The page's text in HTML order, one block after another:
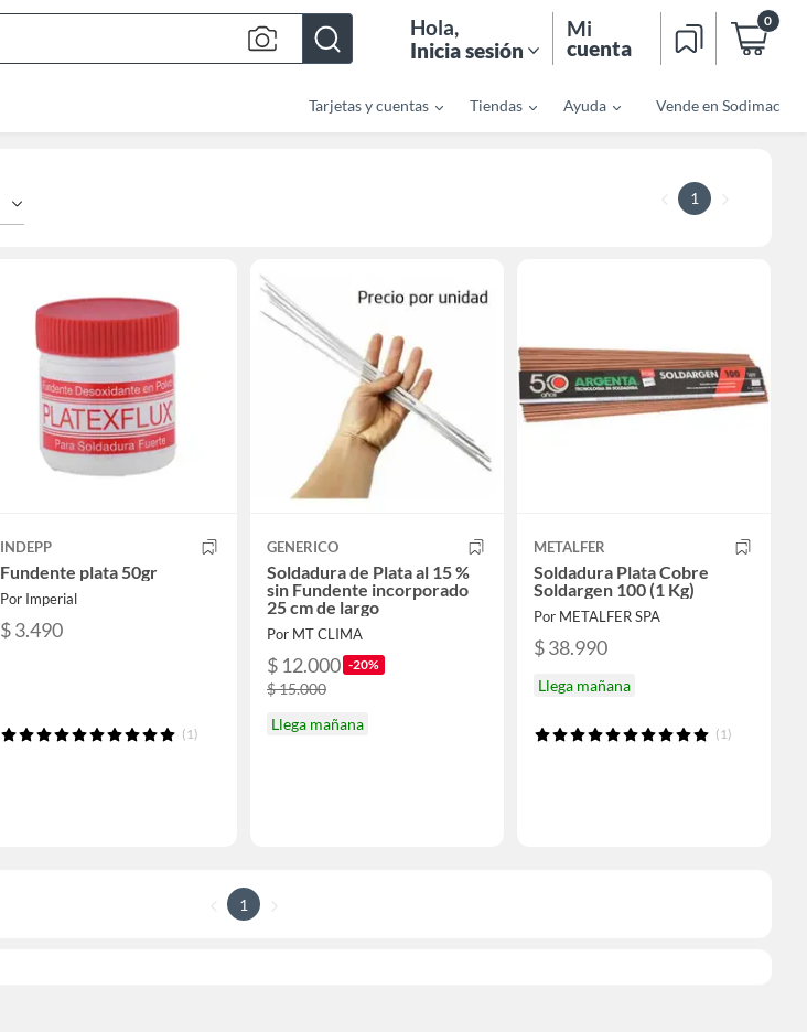
Bar
Hola,
Inicia sesión
Mi
cuenta
0
Tarjetas y cuentas Tiendas Ayuda Vende en Sodimac
1
INDEPP
Fundente plata 50gr
Por Imperial
$ 3.490
(1)
GENERICO
Soldadura de Plata al 15 %
sin Fundente incorporado
25 cm de largo
Por MT CLIMA
$ 12.000 -20%
$ 15.000
Llega mañana
METALFER
Soldadura Plata Cobre
Soldargen 100 (1 Kg)
Por METALFER SPA
$ 38.990
Llega mañana
(1)
1